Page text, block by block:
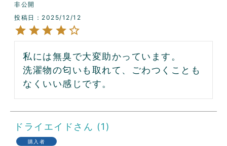
非公開
投稿日
2025/12/12
私には無臭で大変助かっています。
洗濯物の匂いも取れて、ごわつくことも
なくいい感じです。
ドライエイド 1
購入者